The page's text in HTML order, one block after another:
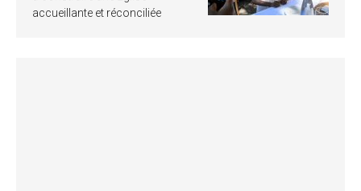
accueillante et réconciliée